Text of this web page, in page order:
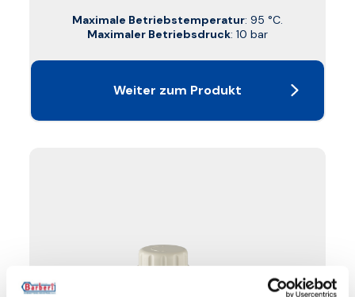
Maximale Betriebstemperatur: 95 °C.
Maximaler Betriebsdruck: 10 bar
Weiter zum Produkt